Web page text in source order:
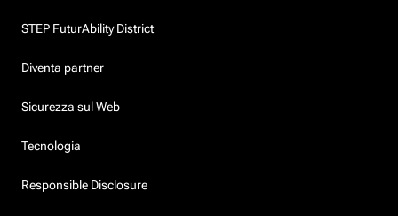
STEP FuturAbility District
Diventa partner
Sicurezza sul Web
Tecnologia
Responsible Disclosure